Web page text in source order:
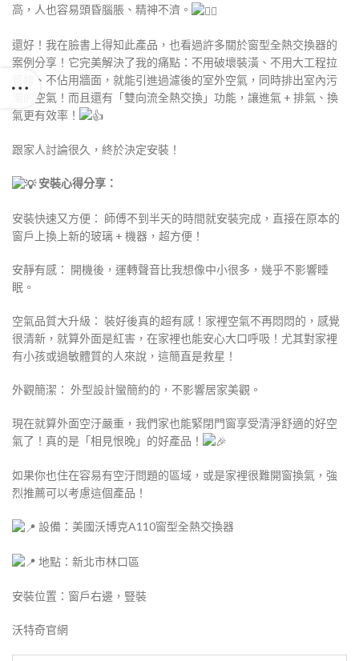
高，人也容易頭昏腦脹、精神不濟。
還好！我在臉書上得知此產品，也看過許多關於窗型全熱交換器的
案例分享！它完美解決了我的痛點：不用破壞裝潢、不用大工程拉
管線、不佔用牆面，就能引進過濾後的室外空氣，同時排出室內污
濁的空氣！而且還有「雙向流全熱交換」功能，讓進氣 + 排氣、換
氣更有效率！
跟家人討論很久，終於決定安裝！
安裝心得分享：
安裝快速又方便： 師傅不到半天的時間就安裝完成，直接在原本的
窗戶上換上新的玻璃 + 機器，超方便！
安靜有感： 開機後，運轉聲音比我想像中小很多，幾乎不影響睡
眠。
空氣品質大升級： 裝好後真的超有感！家裡空氣不再悶悶的，感覺
很清新，就算外面是紅害，在家裡也能安心大口呼吸！尤其對家裡
有小孩或過敏體質的人來說，這簡直是救星！
外觀簡潔： 外型設計蠻簡約的，不影響居家美觀。
現在就算外面空汙嚴重，我們家也能緊閉門窗享受清淨舒適的好空
氣了！真的是「相見恨晚」的好產品！
如果你也住在容易有空汙問題的區域，或是家裡很難開窗換氣，強
烈推薦可以考慮這個產品！
設備：美國沃博克A110窗型全熱交換器
地點：新北市林口區
安裝位置：窗戶右邊，豎裝
沃特奇官網